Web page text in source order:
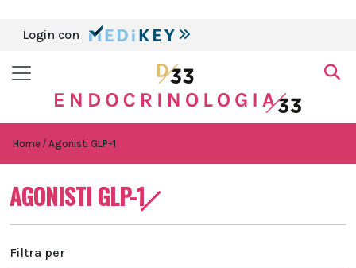
Login con
Home Agonisti GLP-1
AGONISTI GLP-1
Filtra per